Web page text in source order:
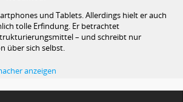
und Tablets. Allerdings hielt er auch
tolle Erfindung. Er betrachtet
– und schreibt nur
über sich selbst.
anzeigen